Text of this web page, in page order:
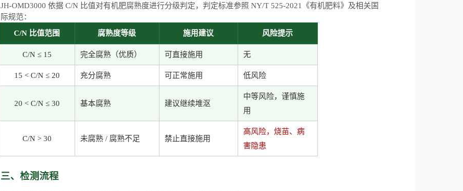
JH-OMD3000 依据 C/N 比值对有机肥腐熟度进行分级判定，判定标准参照 NY/T 525-2021《有机肥料》及相关国
际规范：
C/N 比值范围 腐熟度等级 施用建议 风险提示
C/N ≤ 15 完全腐熟（优质） 可直接施用 无
15 < C/N ≤ 20 充分腐熟 可正常施用 低风险
20 < C/N ≤ 30 基本腐熟 建议继续堆沤
中等风险，谨慎施
用
C/N > 30 未腐熟/ 腐熟不足 禁止直接施用
高风险，烧苗、病
害隐患
三、检测流程